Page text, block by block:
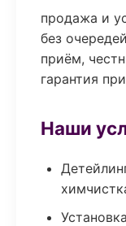
продажа и
без
приём,
гарантия
Наши